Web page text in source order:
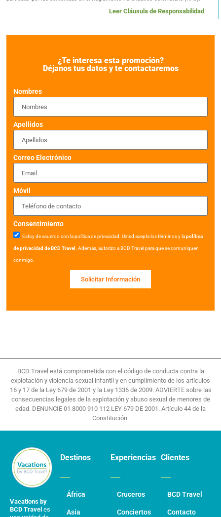
Leer Cláusula de Responsabilidad
¿Te interesa esta promoción?
Déjanos tus datos y te contactaremos
Nombres
Apellidos
Correo Electrónico
Móvil
Consentimiento
Estoy de acuerdo con la política de privacidad. Usted acepta los términos y lapolítica
de privacidad de BCD Travel. Además, autorizo a BCD Travel para que se comuniquen
conmigo.
Solicitar Información
BCD Travel está comprometida con el código de conducta contra la
explotación y violencia sexual infantil y en cumplimiento de los artículos
16 y 17 de la Ley 679 de 2001 y la Ley 1336 de 2009. ADVIERTE sobre las
consecuencias legales de la explotación y abuso sexual de menores de
edad. DENUNCIE 01 8000 910 112 LEY 679 DE 2001. Artículo 44 de la
Constitución.
Vacations by
BCD Travel es
Destinos
África
Asia
Experiencias
Cruceros
Conciertos
Clientes
BCD Travel
Contacto